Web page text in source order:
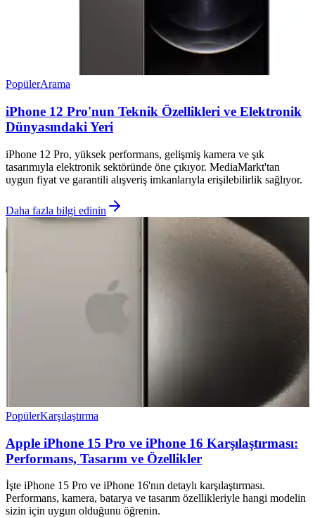
PopülerArama
iPhone 12 Pro'nun Teknik Özellikleri ve Elektronik
Dünyasındaki Yeri
iPhone 12 Pro, yüksek performans, gelişmiş kamera ve şık
tasarımıyla elektronik sektöründe öne çıkıyor. MediaMarkt'tan
uygun fiyat ve garantili alışveriş imkanlarıyla erişilebilirlik sağlıyor.
Daha fazla bilgi edinin
PopülerKarşılaştırma
Apple iPhone 15 Pro ve iPhone 16 Karşılaştırması:
Performans, Tasarım ve Özellikler
İşte iPhone 15 Pro ve iPhone 16'nın detaylı karşılaştırması.
Performans, kamera, batarya ve tasarım özellikleriyle hangi modelin
sizin için uygun olduğunu öğrenin.